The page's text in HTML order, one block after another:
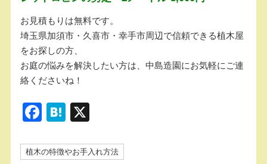
お見積もりは無料です。
埼玉県加須市・久喜市・幸手市周辺で信頼できる植木屋
をお探しの方、
お庭の悩みを解決したい方は、中島造園にお気軽にご連
絡くださいね！
F
c
H
e
植木の特徴やお手入れ方法